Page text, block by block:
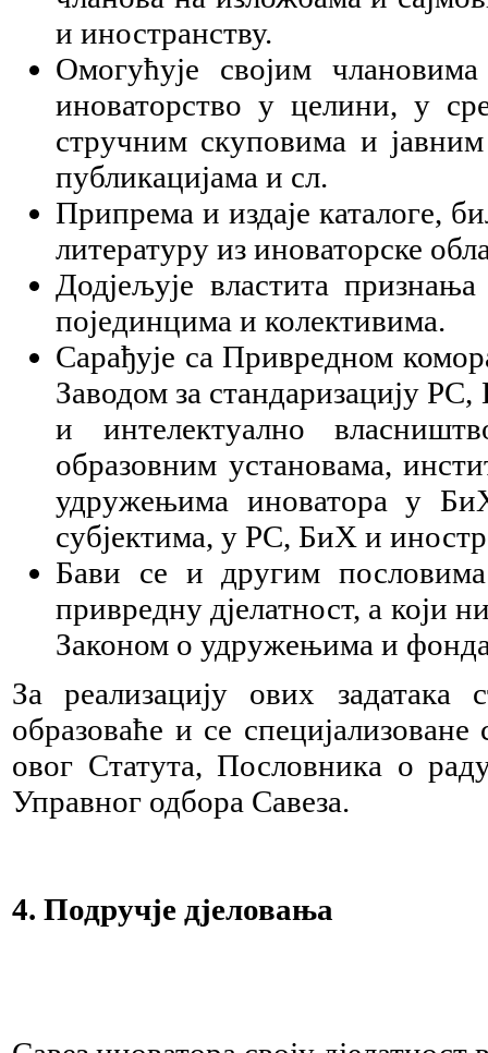
и иностранству.
Омогућује својим
иноваторство у целини, у
стручним скуповима и
публикацијама и сл.
Припрема и издаје каталоге,
литературу из иноваторске
Додjељује властита
појединцима и колективима.
Сарађује са Привредном
Заводом за стандаризацију
и интелектуално
образовним установама,
удружењима иноватора у
субјектима, у РС, БиХ и
Бави се и другим
привредну дјелатност, а који
Законом о удружењима и
За реализацију ових
образоваће и сe
овог Статута, Пословника о
Управног одбора Савеза.
4. Подручје дјеловања